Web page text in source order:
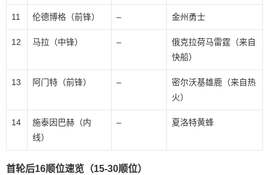
11 伦德博格（前锋） – 金州勇士
12 马拉（中锋） –
俄克拉荷马雷霆（来自
快船）
13 阿门特（前锋） –
密尔沃基雄鹿（来自热
火）
14
施泰因巴赫（内
线）
– 夏洛特黄蜂
首轮后16顺位速览（15-30顺位）